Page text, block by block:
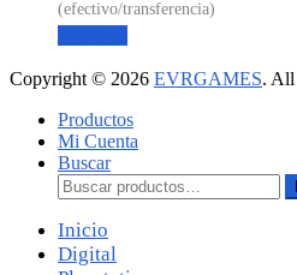
Copyright © 2026 EVRGAMES. All
Productos
Mi Cuenta
Buscar
Buscar:
Inicio
Digital